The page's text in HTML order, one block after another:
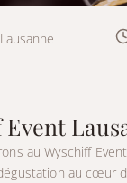
Lausanne
au Wyschiff
au cœur